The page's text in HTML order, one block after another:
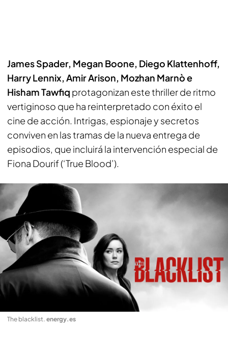
James Spader, Megan Boone, Diego Klattenhoff,
Harry Lennix, Amir Arison, Mozhan Marnò e
Hisham Tawfiq protagonizan este thriller de ritmo
vertiginoso que ha reinterpretado con éxito el
cine de acción. Intrigas, espionaje y secretos
conviven en las tramas de la nueva entrega de
episodios, que incluirá la intervención especial de
Fiona Dourif (‘True Blood’).
The blacklist. energy.es